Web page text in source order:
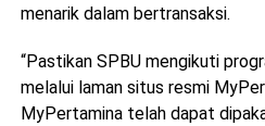
menarik dalam bertransaksi.
“Pastikan SPBU mengikuti
melalui laman situs resmi
MyPertamina telah dapat